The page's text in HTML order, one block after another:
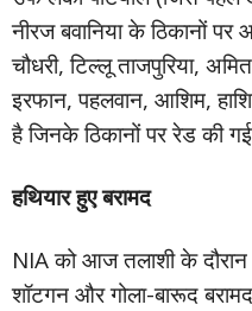
नीरज बवानिया के ठिकानों
चौधरी, टिल्लू ताजपुरिया,
इरफान, पहलवान, आशिम,
है जिनके ठिकानों पर रेड की
हथियार हुए बरामद
NIA को आज तलाशी के दौरान
शॉटगन और गोला-बारूद